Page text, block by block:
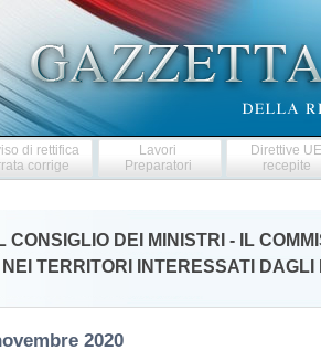
di rettifica
corrige
Lavori
Preparatori
Direttive
recepite
CONSIGLIO DEI MINISTRI - IL
TERRITORI INTERESSATI
2020